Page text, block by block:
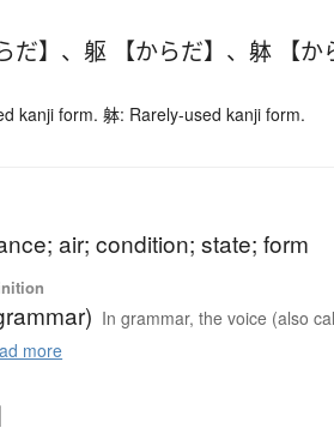
】 、躯 【からだ】 、躰 【か
kanji form. 躰: Rarely-used kanji form.
air; condition; state; form
In grammar, the voice (also
more